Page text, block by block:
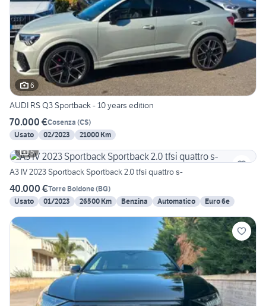
6
AUDI RS Q3 Sportback - 10 years edition
70.000 €Cosenza (CS)
Usato
02/2023
21000 Km
5
A3 IV 2023 Sportback Sportback 2.0 tfsi quattro s-
40.000 €Torre Boldone(BG)
Usato
01/2023 26500 Km Benzina Automatico Euro 6e